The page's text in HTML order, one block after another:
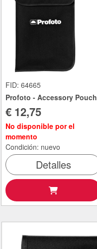
FID: 64665
Profoto - Accessory Pouch
€ 12,75
No disponible por el
momento
Condición: nuevo
Detalles